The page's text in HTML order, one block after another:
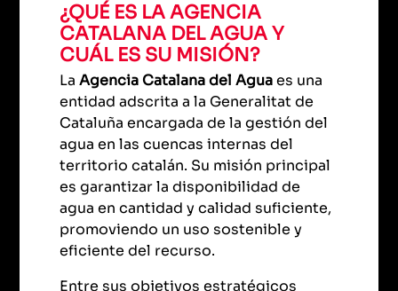
¿QUÉ ES LA AGENCIA
CATALANA DEL AGUA Y
CUÁL ES SU MISIÓN?
LaAgencia Catalana del Aguaes una
entidad adscrita a la Generalitat de
Cataluña encargada de la gestión del
agua en las cuencas internas del
territorio catalán. Su misión principal
es garantizar la disponibilidad de
agua en cantidad y calidad suficiente,
promoviendo un uso sostenible y
eficiente del recurso.
Entre sus objetivos estratégicos